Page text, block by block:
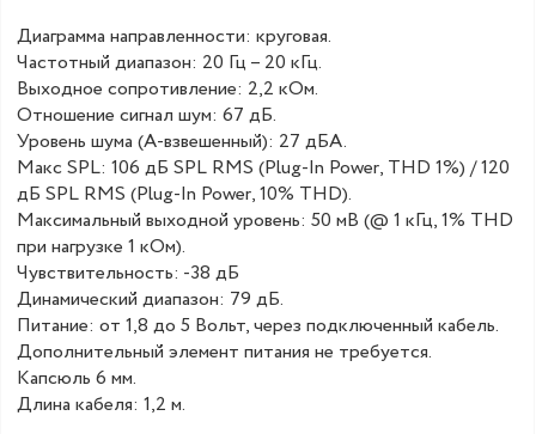
Диаграмма направленности: круговая.
Частотный диапазон: 20 Гц – 20 кГц.
Выходное сопротивление: 2,2 кОм.
Отношение сигнал шум: 67 дБ.
Уровень шума (A-взвешенный): 27 дБА.
Макс SPL: 106 дБ SPL RMS (Plug-In Power, THD 1%) / 120
дБ SPL RMS (Plug-In Power, 10% THD).
Максимальный выходной уровень: 50 мВ (@ 1 кГц, 1% THD
при нагрузке 1 кОм).
Чувствительность: -38 дБ
Динамический диапазон: 79 дБ.
Питание: от 1,8 до 5 Вольт, через подключенный кабель.
Дополнительный элемент питания не требуется.
Капсюль 6 мм.
Длина кабеля: 1,2 м.